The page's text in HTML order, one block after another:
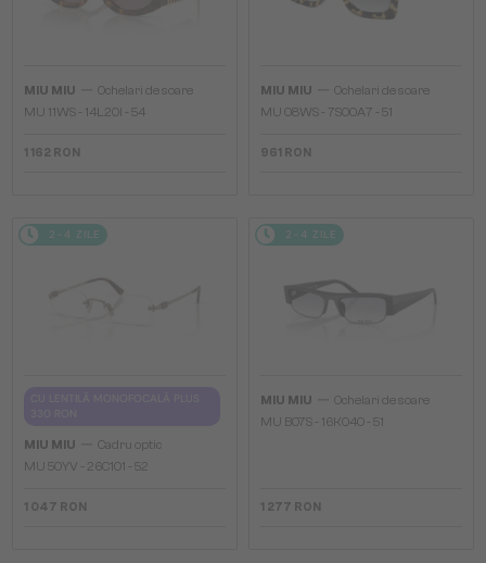
MIU MIU
Ochelari de soare
MU 11WS - 14L20I - 54
1 162 RON
MIU MIU
Ochelari de soare
MU 08WS - 7S00A7 - 51
961 RON
2-4 ZILE
MIU MIU
Cadru optic
MU 50YV - 26C1O1 - 52
1 047 RON
2-4 ZILE
MIU MIU
Ochelari de soare
MU B07S - 16K04O - 51
1 277 RON